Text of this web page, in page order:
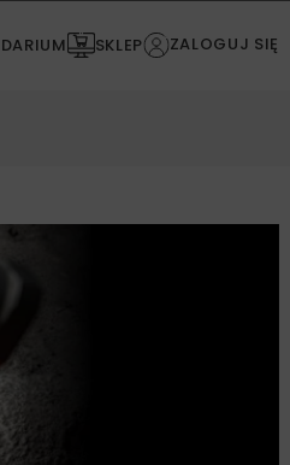
SKLEP ZALOGUJ SIĘ